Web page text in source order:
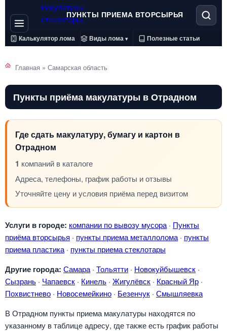
ПУНКТЫ ПРИЕМА ВТОРСЫРЬЯ
Калькулятор лома Виды лома ▾ Полезные статьи
Главная » Самарская область
Пункты приёма макулатуры в Отрадном
Где сдать макулатуру, бумагу и картон в
Отрадном
1 компаний в каталоге
Адреса, телефоны, график работы и отзывы
Уточняйте цену и условия приёма перед визитом
Услуги в городе: компании по вывозу мусора · Пункты
приёма вторсырья · пункты приема металлолома · пункты
приема пластика · пункты приема стеклотары
Другие города: Самара · Тольятти · Новокуйбышевск ·
Сызрань · Чапаевск · Кинель · Жигулёвск · Красный Яр ·
Похвистнево · Новосемейкино · Безенчук · Смышляевка
В Отрадном пункты приема макулатуры находятся по
указанному в таблице адресу, где также есть график работы